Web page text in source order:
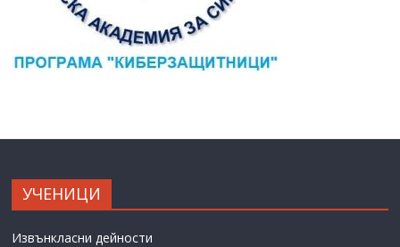
УЧЕНИЦИ
Извънкласни дейности